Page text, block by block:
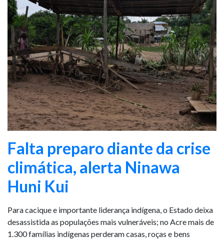
Falta preparo diante da crise
climática, alerta Ninawa
Huni Kui
Para cacique e importante liderança indígena, o Estado deixa
desassistida as populações mais vulneráveis; no Acre mais de
1.300 famílias indígenas perderam casas, roças e bens